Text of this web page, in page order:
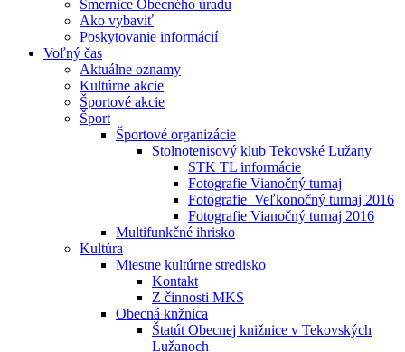
Smernice Obecného úradu
Ako vybaviť
Poskytovanie informácií
Voľný čas
Aktuálne oznamy
Kultúrne akcie
Športové akcie
Šport
Športové organizácie
Stolnotenisový klub Tekovské Lužany
STK TL informácie
Fotografie Vianočný turnaj
Fotografie_Veľkonočný turnaj 2016
Fotografie Vianočný turnaj 2016
Multifunkčné ihrisko
Kultúra
Miestne kultúrne stredisko
Kontakt
Z činnosti MKS
Obecná knžnica
Štatút Obecnej knižnice v Tekovských
Lužanoch